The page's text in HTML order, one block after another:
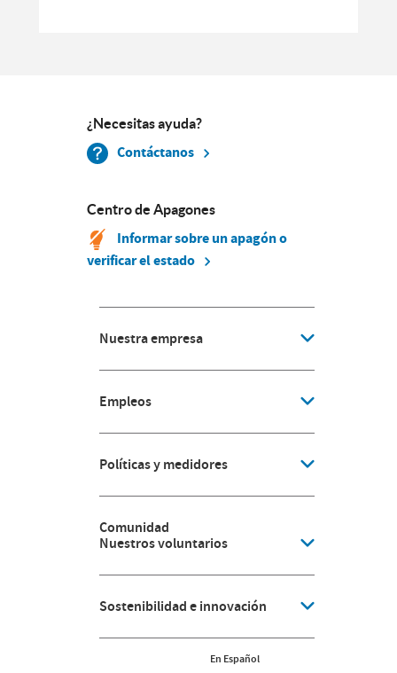
¿Necesitas ayuda?
Contáctanos
Centro de Apagones
Informar sobre un apagón o
verificar el estado
Nuestra empresa
Empleos
Políticas y medidores
Comunidad
Nuestros voluntarios
Sostenibilidad e innovación
En Español